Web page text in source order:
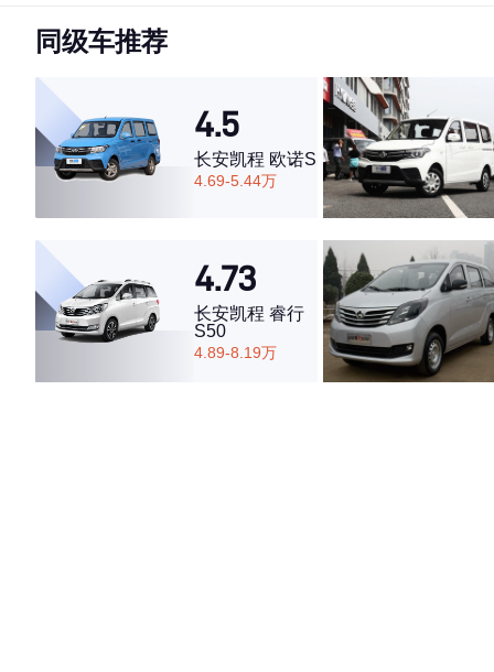
4.23
·外观表现一般，低于77%同级车
·空间表现一般，低于91%同级车
同级车推荐
4.5
长安凯程 欧诺S
4.69-5.44万
4.73
长安凯程 睿行
S50
4.89-8.19万